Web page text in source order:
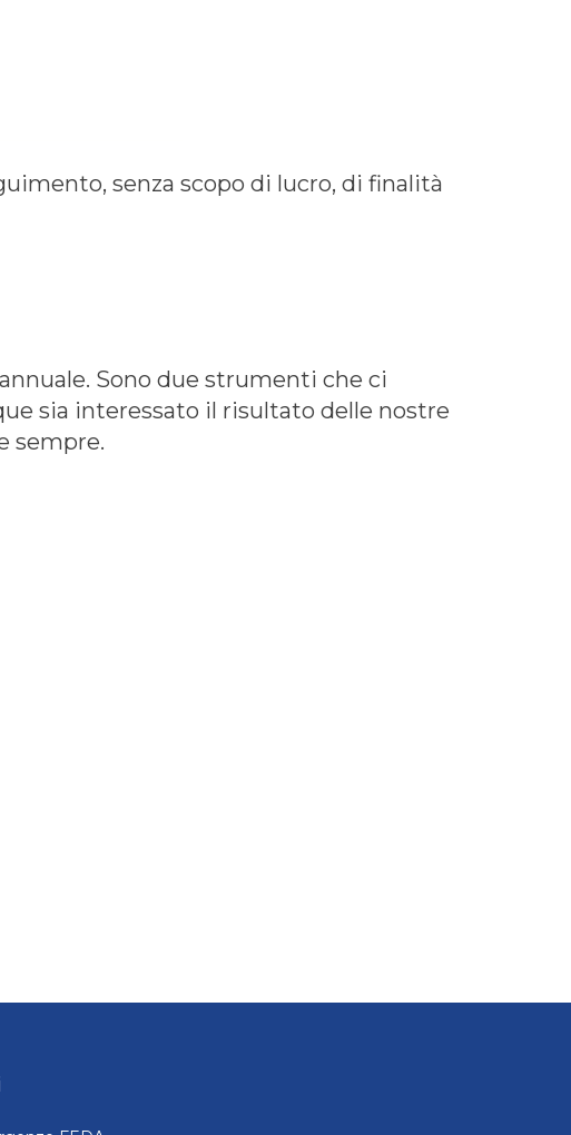
senza scopo di lucro, di finalità
Sono due strumenti che ci
sia interessato il risultato delle nostre
sempre.